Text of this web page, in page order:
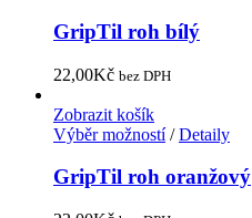
GripTil roh bílý
22,00Kč bez DPH
Zobrazit košík
Výběr možností/ Detaily
GripTil roh oranžový